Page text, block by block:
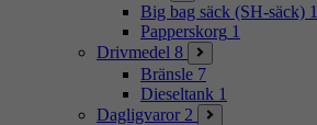
Big bag säck (SH-säck) 1
Papperskorg 1
Drivmedel 8
Bränsle 7
Dieseltank 1
Dagligvaror 2